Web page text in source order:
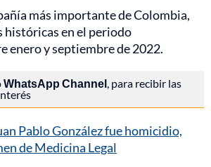
más importante de Colombia,
históricas en el periodo
enero y septiembre de 2022.
WhatsApp Channel , para recibir las
Pablo González fue homicidio,
de Medicina Legal